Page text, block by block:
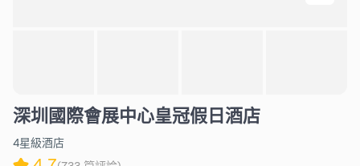
深圳國際會展中心皇冠假日酒店
4星級酒店